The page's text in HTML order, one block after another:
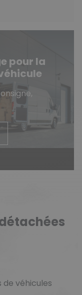
pour la
véhicules